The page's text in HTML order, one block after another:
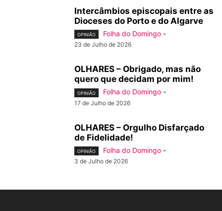
Intercâmbios episcopais entre as
Dioceses do Porto e do Algarve
OPINIÃO Folha do Domingo -
23 de Julho de 2026
OLHARES – Obrigado, mas não
quero que decidam por mim!
OPINIÃO Folha do Domingo -
17 de Julho de 2026
OLHARES – Orgulho Disfarçado
de Fidelidade!
OPINIÃO Folha do Domingo -
3 de Julho de 2026